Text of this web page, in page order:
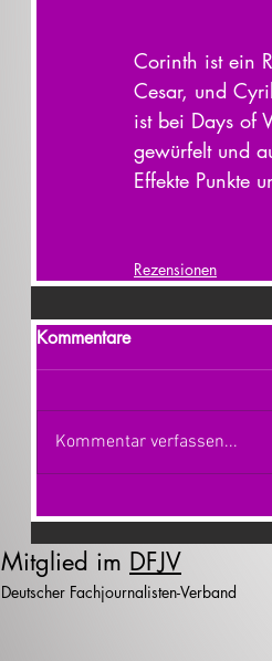
Corinth ist ein
Cesar, und
ist bei Days of
gewürfelt und
Effekte Punkte
Rezensionen
Kommentare
Kommentar verfassen...
Mitglied im DFJV
Deutscher Fachjournalisten-Verband